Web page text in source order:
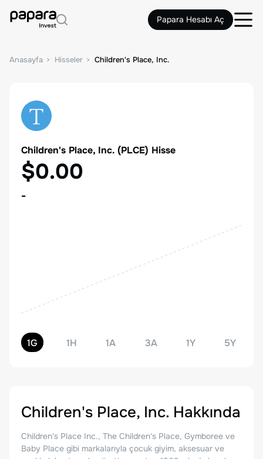
Papara Hesabı Aç
Anasayfa Hisseler Children's Place, Inc.
Children's Place, Inc. (PLCE) Hisse
$0.00
-
1G 1H 1A 3A 1Y 5Y
Children's Place, Inc. Hakkında
Children's Place Inc., The Children's Place, Gymboree ve
Baby Place gibi markalarıyla çocuk giyim, aksesuar ve